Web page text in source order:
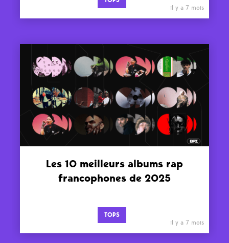
il y a 7 mois
Les 10 meilleurs albums rap
francophones de 2025
TOPS
il y a 7 mois